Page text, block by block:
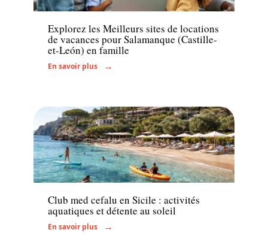
Explorez les Meilleurs sites de locations
de vacances pour Salamanque (Castille-
et-León) en famille
En savoir plus
Activités
Club med cefalu en Sicile : activités
aquatiques et détente au soleil
En savoir plus